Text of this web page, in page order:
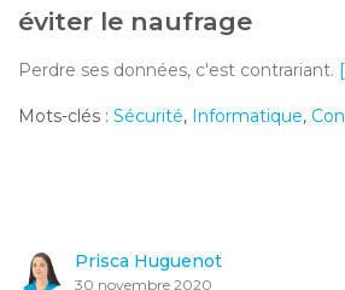
éviter le naufrage
Perdre ses données, c'est contrariant.
Mots-clés : Sécurité, Informatique,
Prisca Huguenot
30 novembre 2020